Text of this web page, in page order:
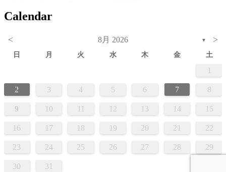
Calendar
< 8月 2026 ▼ >
日 月 火 水 木 金 土
1
2 3 4 5 6 7 8
9 10 11 12 13 14 15
16 17 18 19 20 21 22
23 24 25 26 27 28 29
30 31